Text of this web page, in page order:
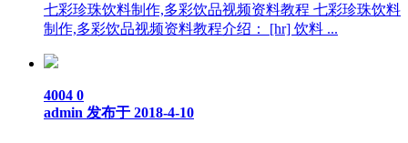
七彩珍珠饮料制作,多彩饮品视频资料教程 七彩珍珠饮料
制作,多彩饮品视频资料教程介绍： [hr] 饮料 ...
4004 0
admin 发布于 2018-4-10